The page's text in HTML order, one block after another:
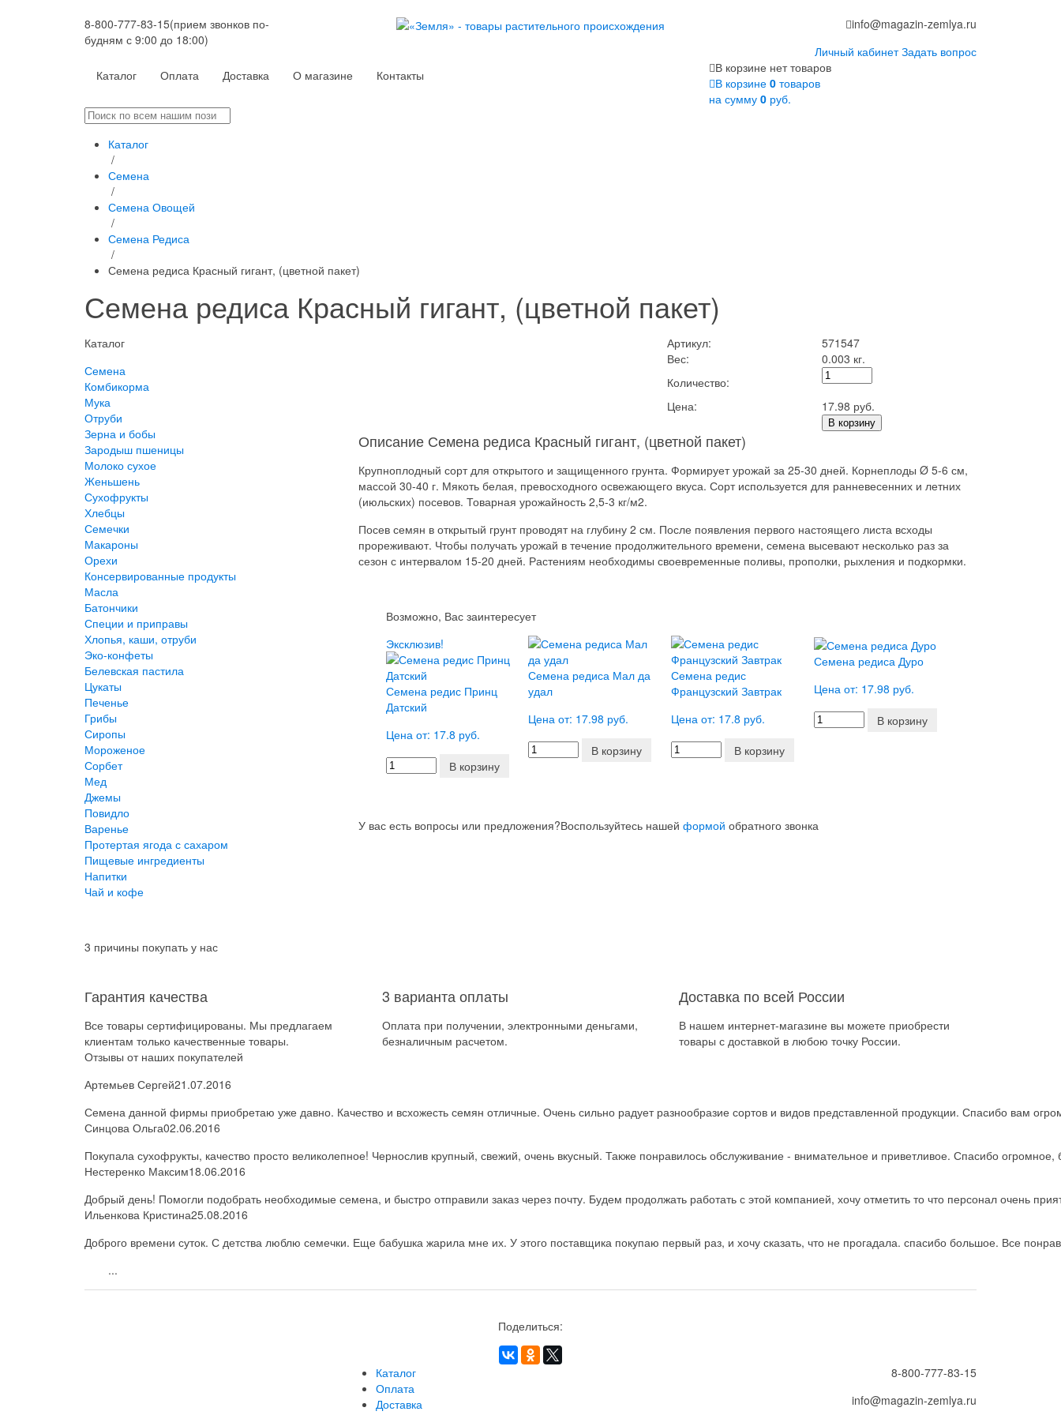
8-800-777-83-15(прием звонков по-
будням с 9:00 до 18:00)
info@magazin-zemlya.ru
Личный кабинет Задать вопрос
Каталог
Оплата Доставка О магазине Контакты
В корзине нет товаров
В корзине 0 товаров
на сумму 0 руб.
Каталог
/
Семена
/
Семена Овощей
/
Семена Редиса
/
Семена редиса Красный гигант, (цветной пакет)
Семена редиса Красный гигант, (цветной пакет)
Каталог
Семена
Комбикорма
Мука
Отруби
Зерна и бобы
Зародыш пшеницы
Молоко сухое
Женьшень
Сухофрукты
Хлебцы
Семечки
Макароны
Орехи
Консервированные продукты
Масла
Батончики
Специи и приправы
Хлопья, каши, отруби
Эко-конфеты
Белевская пастила
Цукаты
Печенье
Грибы
Сиропы
Мороженое
Сорбет
Мед
Джемы
Повидло
Варенье
Протертая ягода с сахаром
Пищевые ингредиенты
Напитки
Чай и кофе
Артикул:
571547
Вес:
0.003 кг.
Количество:
Цена:
17.98 руб.
В корзину
Описание Семена редиса Красный гигант, (цветной пакет)
Крупноплодный сорт для открытого и защищенного грунта. Формирует урожай за 25-30 дней. Корнеплоды Ø 5-6 см,
массой 30-40 г. Мякоть белая, превосходного освежающего вкуса. Сорт используется для ранневесенних и летних
(июльских) посевов. Товарная урожайность 2,5-3 кг/м2.
Посев семян в открытый грунт проводят на глубину 2 см. После появления первого настоящего листа всходы
прореживают. Чтобы получать урожай в течение продолжительного времени, семена высевают несколько раз за
сезон с интервалом 15-20 дней. Растениям необходимы своевременные поливы, прополки, рыхления и подкормки.
Возможно, Вас заинтересует
Эксклюзив!
Семена редис Принц
Датский
Цена от: 17.8 руб.
В корзину
Семена редиса Мал да
удал
Цена от: 17.98 руб.
В корзину
Семена редис
Французский Завтрак
Цена от: 17.8 руб.
В корзину
Семена редиса Дуро
Цена от: 17.98 руб.
В корзину
У вас есть вопросы или предложения?Воспользуйтесь нашей формой обратного звонка
3 причины покупать у нас
Гарантия качества
Все товары сертифицированы. Мы предлагаем
клиентам только качественные товары.
3 варианта оплаты
Оплата при получении, электронными деньгами,
безналичным расчетом.
Доставка по всей России
В нашем интернет-магазине вы можете приобрести
товары с доставкой в любою точку России.
Отзывы от наших покупателей
Артемьев Сергей21.07.2016
Семена данной фирмы приобретаю уже давно. Качество и всхожесть семян отличные. Очень сильно радует разнообразие сортов и видов представленной продукции. Спасибо вам
Синцова Ольга02.06.2016
Покупала сухофрукты, качество просто великолепное! Чернослив крупный, свежий, очень вкусный. Также понравилось обслуживание - внимательное и приветливое. Спасибо огромное,
Нестеренко Максим18.06.2016
Добрый день! Помогли подобрать необходимые семена, и быстро отправили заказ через почту. Будем продолжать работать с этой компанией, хочу отметить то что персонал очень
Ильенкова Кристина25.08.2016
Доброго времени суток. С детства люблю семечки. Еще бабушка жарила мне их. У этого поставщика покупаю первый раз, и хочу сказать, что не прогадала. спасибо большое. Все
...
Поделиться:
Каталог
Оплата
Доставка
8-800-777-83-15
info@magazin-zemlya.ru